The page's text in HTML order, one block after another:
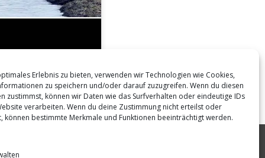
Erlebnis zu bieten, verwenden wir Technologien wie Cookies,
zu speichern und/oder darauf zuzugreifen. Wenn du diesen
zustimmst, können wir Daten wie das Surfverhalten oder eindeutige IDs
verarbeiten. Wenn du deine Zustimmung nicht erteilst oder
können bestimmte Merkmale und Funktionen beeinträchtigt werden.